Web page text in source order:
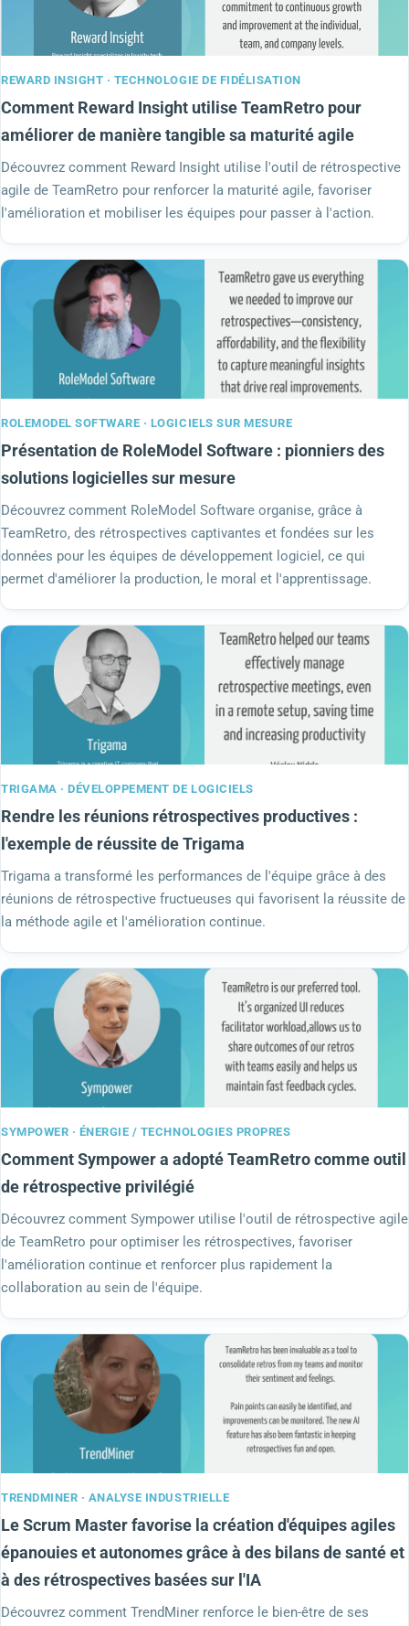
REWARD INSIGHT · TECHNOLOGIE DE FIDÉLISATION
Comment Reward Insight utilise TeamRetro pour
améliorer de manière tangible sa maturité agile
Découvrez comment Reward Insight utilise l'outil de rétrospective
agile de TeamRetro pour renforcer la maturité agile, favoriser
l'amélioration et mobiliser les équipes pour passer à l'action.
ROLEMODEL SOFTWARE · LOGICIELS SUR MESURE
Présentation de RoleModel Software : pionniers des
solutions logicielles sur mesure
Découvrez comment RoleModel Software organise, grâce à
TeamRetro, des rétrospectives captivantes et fondées sur les
données pour les équipes de développement logiciel, ce qui
permet d'améliorer la production, le moral et l'apprentissage.
TRIGAMA · DÉVELOPPEMENT DE LOGICIELS
Rendre les réunions rétrospectives productives :
l'exemple de réussite de Trigama
Trigama a transformé les performances de l'équipe grâce à des
réunions de rétrospective fructueuses qui favorisent la réussite de
la méthode agile et l'amélioration continue.
SYMPOWER · ÉNERGIE / TECHNOLOGIES PROPRES
Comment Sympower a adopté TeamRetro comme outil
de rétrospective privilégié
Découvrez comment Sympower utilise l'outil de rétrospective agile
de TeamRetro pour optimiser les rétrospectives, favoriser
l'amélioration continue et renforcer plus rapidement la
collaboration au sein de l'équipe.
TRENDMINER · ANALYSE INDUSTRIELLE
Le Scrum Master favorise la création d'équipes agiles
épanouies et autonomes grâce à des bilans de santé et
à des rétrospectives basées sur l'IA
Découvrez comment TrendMiner renforce le bien-être de ses